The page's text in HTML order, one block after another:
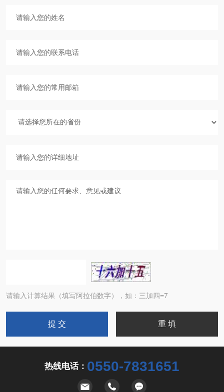
请输入计算结果（填写阿拉伯数字），如：三加四=7
热线电话： 0550-7831651